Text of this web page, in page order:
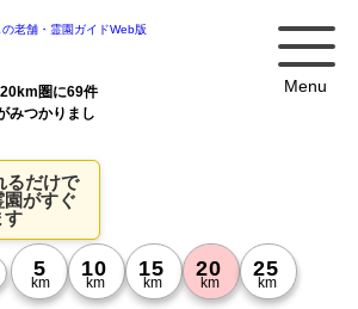
Menu
の老舗・霊園ガイドWeb版
圏に69件
みつかりまし
るだけで
がすぐ
す